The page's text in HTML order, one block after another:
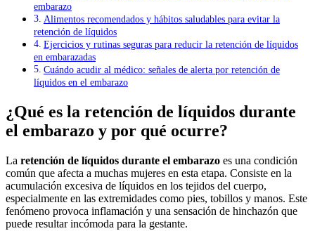
embarazo
Alimentos recomendados y hábitos saludables para evitar la
retención de líquidos
Ejercicios y rutinas seguras para reducir la retención de líquidos
en embarazadas
Cuándo acudir al médico: señales de alerta por retención de
líquidos en el embarazo
¿Qué es la retención de líquidos durante
el embarazo y por qué ocurre?
La retención de líquidos durante el embarazo es una condición
común que afecta a muchas mujeres en esta etapa. Consiste en la
acumulación excesiva de líquidos en los tejidos del cuerpo,
especialmente en las extremidades como pies, tobillos y manos. Este
fenómeno provoca inflamación y una sensación de hinchazón que
puede resultar incómoda para la gestante.